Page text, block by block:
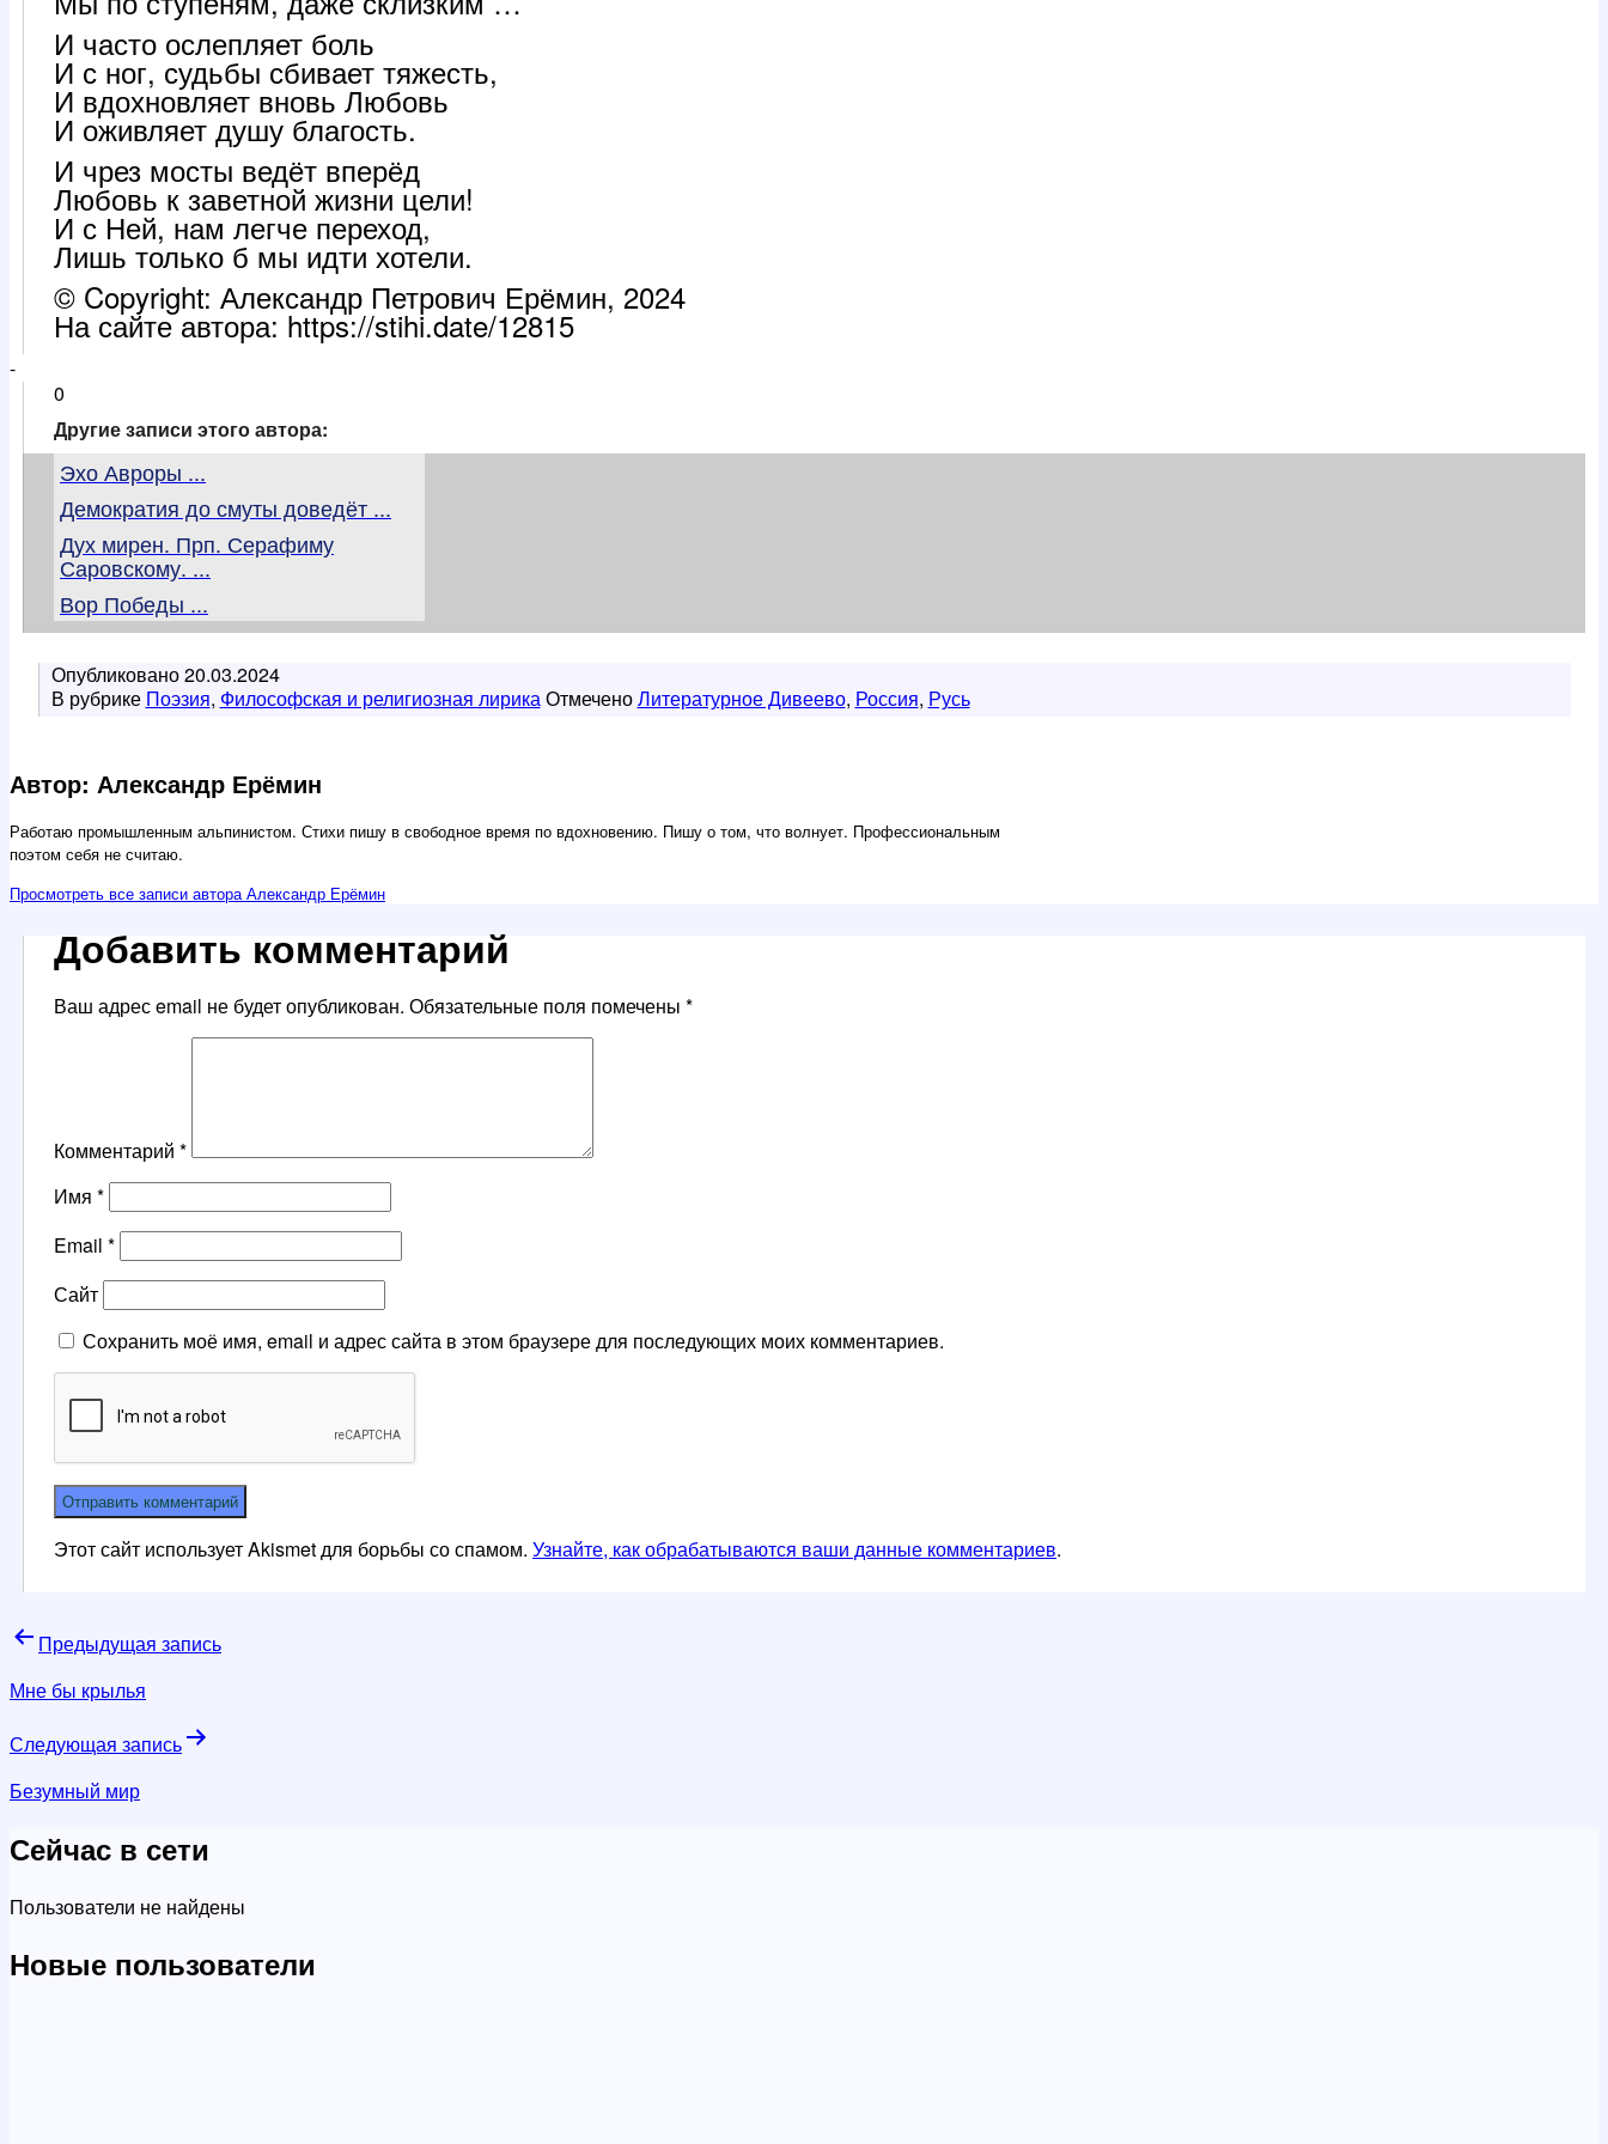
И часто ослепляет боль
И с ног, судьбы сбивает тяжесть,
И вдохновляет вновь Любовь
И оживляет душу благость.
И чрез мосты ведёт вперёд
Любовь к заветной жизни цели!
И с Ней, нам легче переход,
Лишь только б мы идти хотели.
© Copyright: Александр Петрович Ерёмин, 2024
На сайте автора: https://stihi.date/12815
-
0
Другие записи этого автора:
Эхо Авроры ...
Демократия до смуты доведёт ...
Дух мирен. Прп. Серафиму
Саровскому. ...
Вор Победы ...
Опубликовано20.03.2024
В рубрике Поэзия, Философская и религиозная лирикаОтмеченоЛитературное Дивеево, Россия, Русь
Автор: Александр Ерёмин
Работаю промышленным альпинистом. Стихи пишу в свободное время по вдохновению. Пишу о том, что волнует. Профессиональным
поэтом себя не считаю.
Просмотреть все записи автора Александр Ерёмин
Добавить комментарий
Ваш адрес email не будет опубликован. Обязательные поля помечены *
Комментарий *
Имя *
Email *
Сайт
Сохранить моё имя, email и адрес сайта в этом браузере для последующих моих комментариев.
Этот сайт использует Akismet для борьбы со спамом. Узнайте, как обрабатываются ваши данные комментариев.
Навигация
по
Предыдущая запись
Мне бы крылья
Следующая запись
Безумный мир
Сейчас в сети
Пользователи не найдены
Новые пользователи